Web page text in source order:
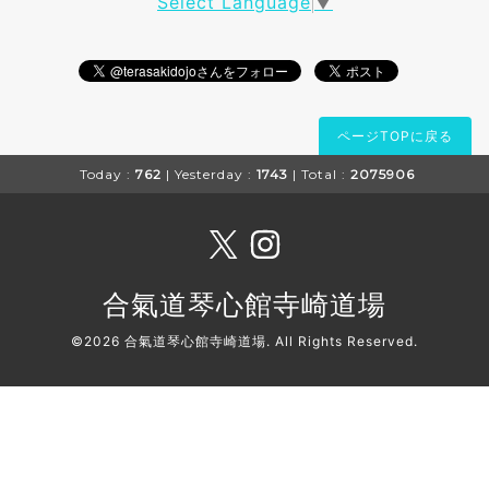
ページTOPに戻る
Today : 762 | Yesterday : 1743 | Total : 2075906
合氣道琴心館寺崎道場
©2026 合氣道琴心館寺崎道場. All Rights Reserved.